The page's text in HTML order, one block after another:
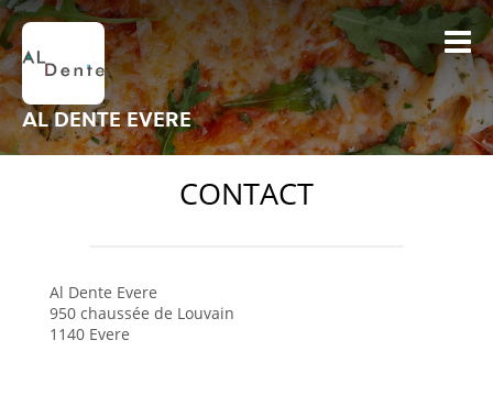
AL DENTE EVERE
CONTACT
Al Dente Evere
950 chaussée de Louvain
1140 Evere